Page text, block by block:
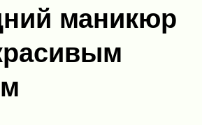
маникюр